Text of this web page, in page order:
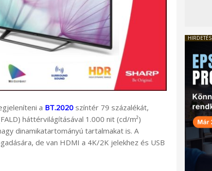
a BT.2020 színtér 79 százalékát,
háttérvilágításával 1.000 nit (cd/m²)
dinamikatartományú tartalmakat is. A
de van HDMI a 4K/2K jelekhez és USB
HIRDETÉS